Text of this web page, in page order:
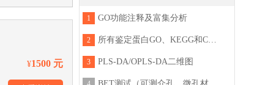
¥1500 元
1 GO功能注释及富集分析
2 所有鉴定蛋白GO、KEGG和COG功能注释分析
3 PLS-DA/OPLS-DA二维图